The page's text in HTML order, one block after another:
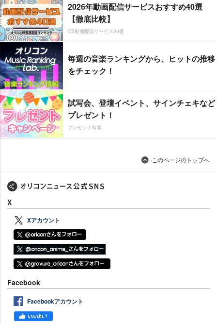
2026年動画配信サービスおすすめ40選
【徹底比較】
CS動画配信サービス20選
毎週の音楽ランキングから、ヒットの推移
をチェック！
試写会、登壇イベント、サインチェキなど
プレゼント！
プレゼント特集
このページのトップへ
X
Xアカウント
Facebook
Facebookアカウント